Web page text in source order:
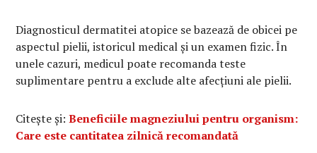
Diagnosticul dermatitei atopice se bazează de obicei pe
aspectul pielii, istoricul medical și un examen fizic. În
unele cazuri, medicul poate recomanda teste
suplimentare pentru a exclude alte afecțiuni ale pielii.
Citește și:Beneficiile magneziului pentru organism:
Care este cantitatea zilnică recomandată